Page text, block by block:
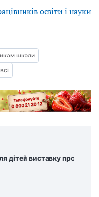
освіти і науки
школи
дітей виставку про